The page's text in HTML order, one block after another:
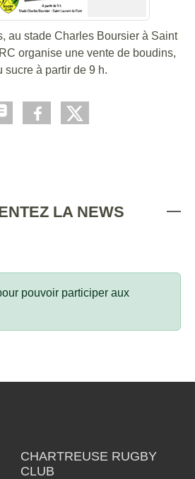
au stade Charles Boursier à Saint
organise une vente de boudins,
sucre à partir de 9 h.
LA NEWS
pouvoir participer aux
CHARTREUSE RUGBY
CLUB